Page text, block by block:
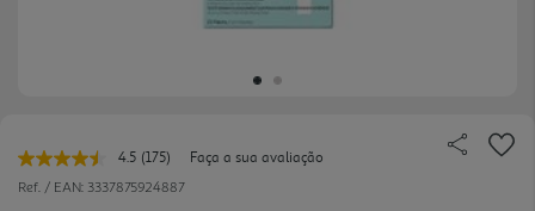
4.5 Leu
175
(175)
Faça a sua avaliação
Ref. / EAN: 3337875924887